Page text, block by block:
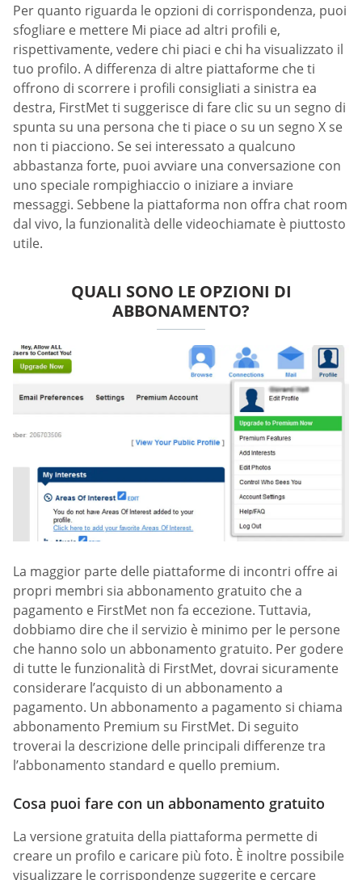
Per quanto riguarda le opzioni di corrispondenza, puoi
sfogliare e mettere Mi piace ad altri profili e,
rispettivamente, vedere chi piaci e chi ha visualizzato il
tuo profilo. A differenza di altre piattaforme che ti
offrono di scorrere i profili consigliati a sinistra ea
destra, FirstMet ti suggerisce di fare clic su un segno di
spunta su una persona che ti piace o su un segno X se
non ti piacciono. Se sei interessato a qualcuno
abbastanza forte, puoi avviare una conversazione con
uno speciale rompighiaccio o iniziare a inviare
messaggi. Sebbene la piattaforma non offra chat room
dal vivo, la funzionalità delle videochiamate è piuttosto
utile.
QUALI SONO LE OPZIONI DI
ABBONAMENTO?
La maggior parte delle piattaforme di incontri offre ai
propri membri sia abbonamento gratuito che a
pagamento e FirstMet non fa eccezione. Tuttavia,
dobbiamo dire che il servizio è minimo per le persone
che hanno solo un abbonamento gratuito. Per godere
di tutte le funzionalità di FirstMet, dovrai sicuramente
considerare l’acquisto di un abbonamento a
pagamento. Un abbonamento a pagamento si chiama
abbonamento Premium su FirstMet. Di seguito
troverai la descrizione delle principali differenze tra
l’abbonamento standard e quello premium.
Cosa puoi fare con un abbonamento gratuito
La versione gratuita della piattaforma permette di
creare un profilo e caricare più foto. È inoltre possibile
visualizzare le corrispondenze suggerite e cercare